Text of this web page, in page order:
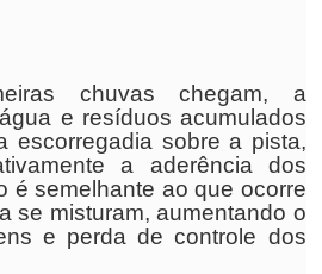
chuvas chegam, a
e resíduos acumulados
escorregadia sobre a pista,
a aderência dos
é semelhante ao que ocorre
se misturam, aumentando o
e perda de controle dos